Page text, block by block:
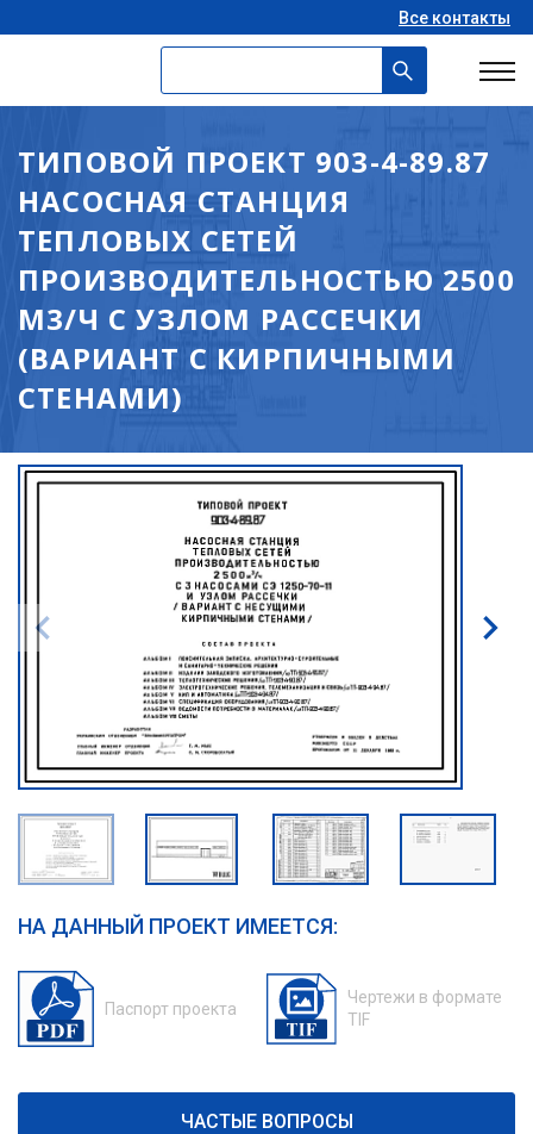
Все контакты
ТИПОВОЙ ПРОЕКТ 903-4-89.87
НАСОСНАЯ СТАНЦИЯ
ТЕПЛОВЫХ СЕТЕЙ
ПРОИЗВОДИТЕЛЬНОСТЬЮ 2500
М3/Ч С УЗЛОМ РАССЕЧКИ
(ВАРИАНТ С КИРПИЧНЫМИ
СТЕНАМИ)
НА ДАННЫЙ ПРОЕКТ ИМЕЕТСЯ:
Паспорт проекта
Чертежи в формате
TIF
ЧАСТЫЕ ВОПРОСЫ